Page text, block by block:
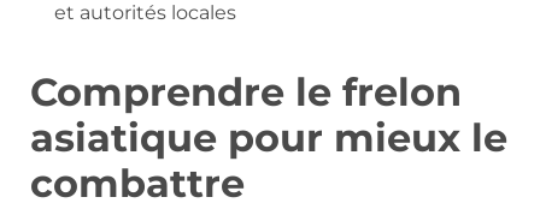
et autorités locales
Comprendre le frelon
asiatique pour mieux le
combattre